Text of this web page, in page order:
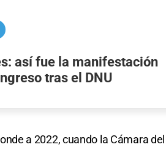
así fue la manifestación
tras el DNU
a 2022, cuando la Cámara